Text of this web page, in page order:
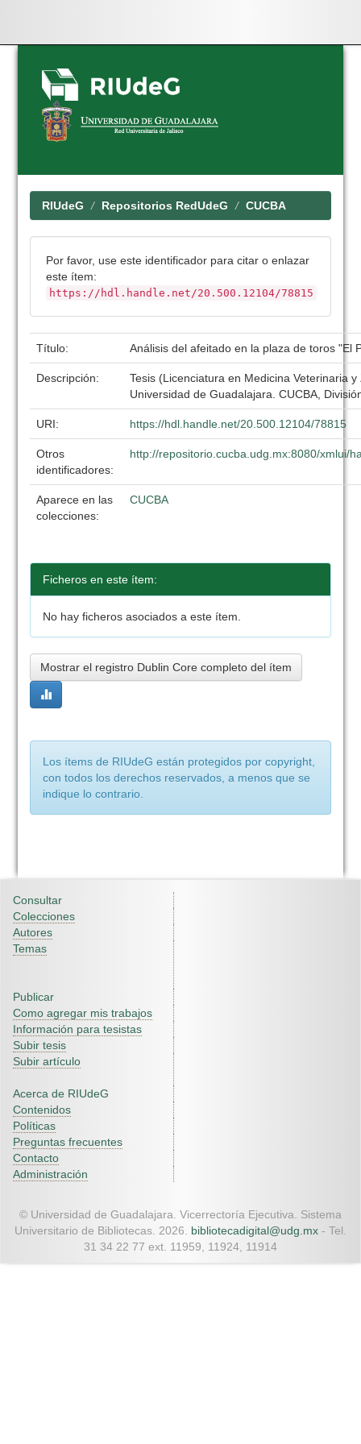
Skip
navigation
RIUdeG Repositorios RedUdeG CUCBA
Por favor, use este identificador para citar o enlazar
este ítem:
https://hdl.handle.net/20.500.12104/78815
Título: Análisis del afeitado en la plaza de toros "El
Descripción:
Tesis (Licenciatura en Medicina Veterinaria
Universidad de Guadalajara. CUCBA,
URI: https://hdl.handle.net/20.500.12104/78815
Otros
identificadores:
http://repositorio.cucba.udg.mx:8080/xmlui/
Aparece en las
colecciones:
CUCBA
Ficheros en este ítem:
No hay ficheros asociados a este ítem.
Mostrar el registro Dublin Core completo del ítem
Los ítems de RIUdeG están protegidos por copyright,
con todos los derechos reservados, a menos que se
indique lo contrario.
Consultar
Colecciones
Autores
Temas
Publicar
Como agregar mis trabajos
Información para tesistas
Subir tesis
Subir artículo
Acerca de RIUdeG
Contenidos
Políticas
Preguntas frecuentes
Contacto
Administración
© Universidad de Guadalajara. Vicerrectoría Ejecutiva. Sistema
Universitario de Bibliotecas. 2026. bibliotecadigital@udg.mx - Tel.
31 34 22 77 ext. 11959, 11924, 11914